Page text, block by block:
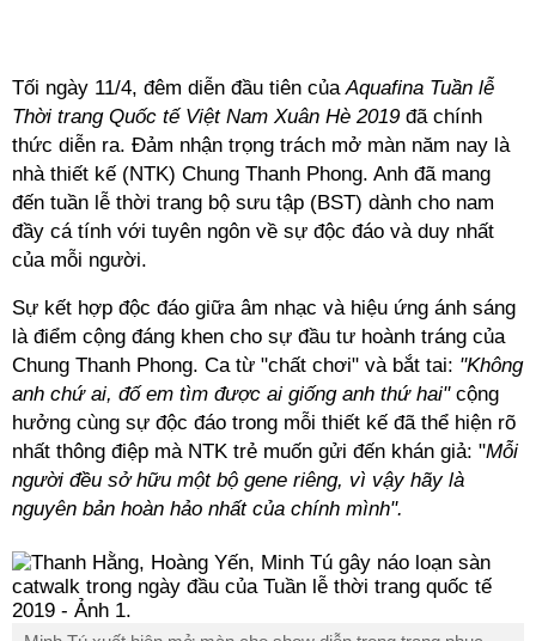
Tối ngày 11/4, đêm diễn đầu tiên củaAquafina Tuần lễ
Thời trang Quốc tế Việt Nam Xuân Hè 2019 đã chính
thức diễn ra. Đảm nhận trọng trách mở màn năm nay là
nhà thiết kế (NTK) Chung Thanh Phong. Anh đã mang
đến tuần lễ thời trang bộ sưu tập (BST) dành cho nam
đầy cá tính với tuyên ngôn về sự độc đáo và duy nhất
của mỗi người.
Sự kết hợp độc đáo giữa âm nhạc và hiệu ứng ánh sáng
là điểm cộng đáng khen cho sự đầu tư hoành tráng của
Chung Thanh Phong. Ca từ "chất chơi" và bắt tai: "Không
anh chứ ai, đố em tìm được ai giống anh thứ hai"cộng
hưởng cùng sự độc đáo trong mỗi thiết kế đã thể hiện rõ
nhất thông điệp mà NTK trẻ muốn gửi đến khán giả: "Mỗi
người đều sở hữu một bộ gene riêng, vì vậy hãy là
nguyên bản hoàn hảo nhất của chính mình".